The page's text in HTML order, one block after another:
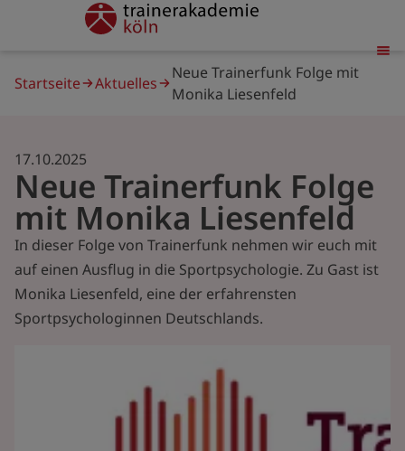
trainerakademie
Startseite
Aktuelles
Neue Trainerfunk Folge mit
Monika Liesenfeld
Neue Trainerfunk Folge
mit Monika Liesenfeld
17.10.2025
In dieser Folge von Trainerfunk nehmen wir euch mit
auf einen Ausflug in die Sportpsychologie. Zu Gast ist
Monika Liesenfeld, eine der erfahrensten
Sportpsychologinnen Deutschlands.